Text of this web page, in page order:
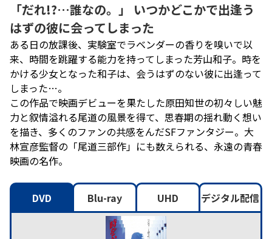
「だれ!?…誰なの。」 いつかどこかで出逢う
はずの彼に会ってしまった
ある日の放課後、実験室でラベンダーの香りを嗅いで以
来、時間を跳躍する能力を持ってしまった芳山和子。時を
かける少女となった和子は、会うはずのない彼に出逢って
しまった…。
この作品で映画デビューを果たした原田知世の初々しい魅
力と叙情溢れる尾道の風景を得て、思春期の揺れ動く想い
を描き、多くのファンの共感をんだSFファンタジー。大
林宣彦監督の「尾道三部作」にも数えられる、永遠の青春
映画の名作。
DVD Blu-ray UHD デジタル配信